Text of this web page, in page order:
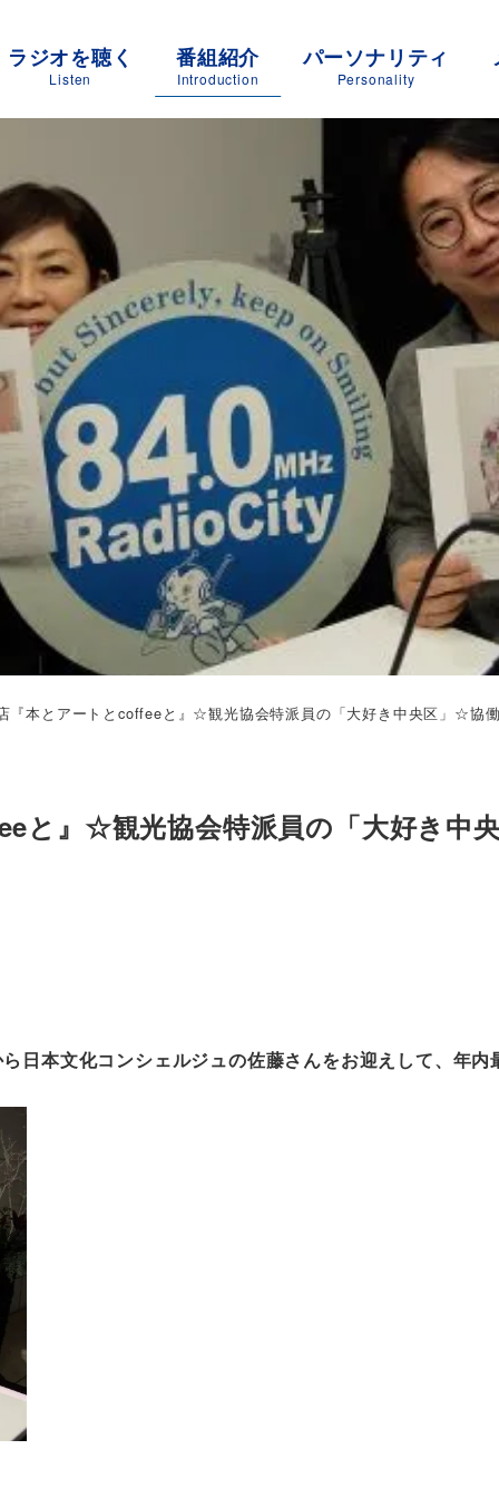
ラジオを聴く
Listen
番組紹介
Introduction
パーソナリティ
Personality
『本とアートとcoffeeと』☆観光協会特派員の「大好き中央区」☆協
と』☆観光協会特派員の「大好き中
日本文化コンシェルジュの佐藤さんをお迎えして、年内